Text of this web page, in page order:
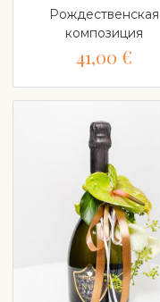
Рождественская
композиция
41,00 €